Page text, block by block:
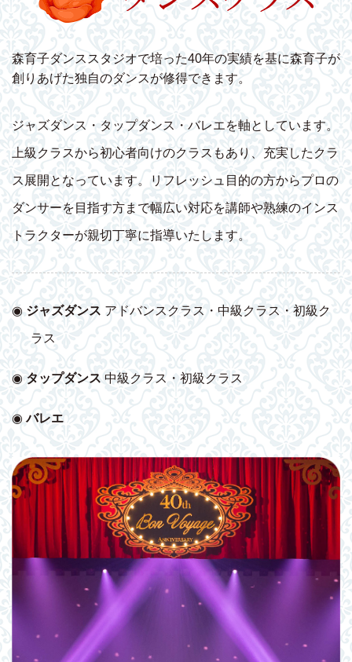
森育子ダンススタジオで培った40年の実績を基に森育子が
創りあげた独自のダンスが修得できます。
ジャズダンス・タップダンス・バレエを軸としています。
上級クラスから初心者向けのクラスもあり、充実したクラ
ス展開となっています。リフレッシュ目的の方からプロの
ダンサーを目指す方まで幅広い対応を講師や熟練のインス
トラクターが親切丁寧に指導いたします。
◉ジャズダンス アドバンスクラス・中級クラス・初級ク
ラス
◉タップダンス 中級クラス・初級クラス
◉バレエ